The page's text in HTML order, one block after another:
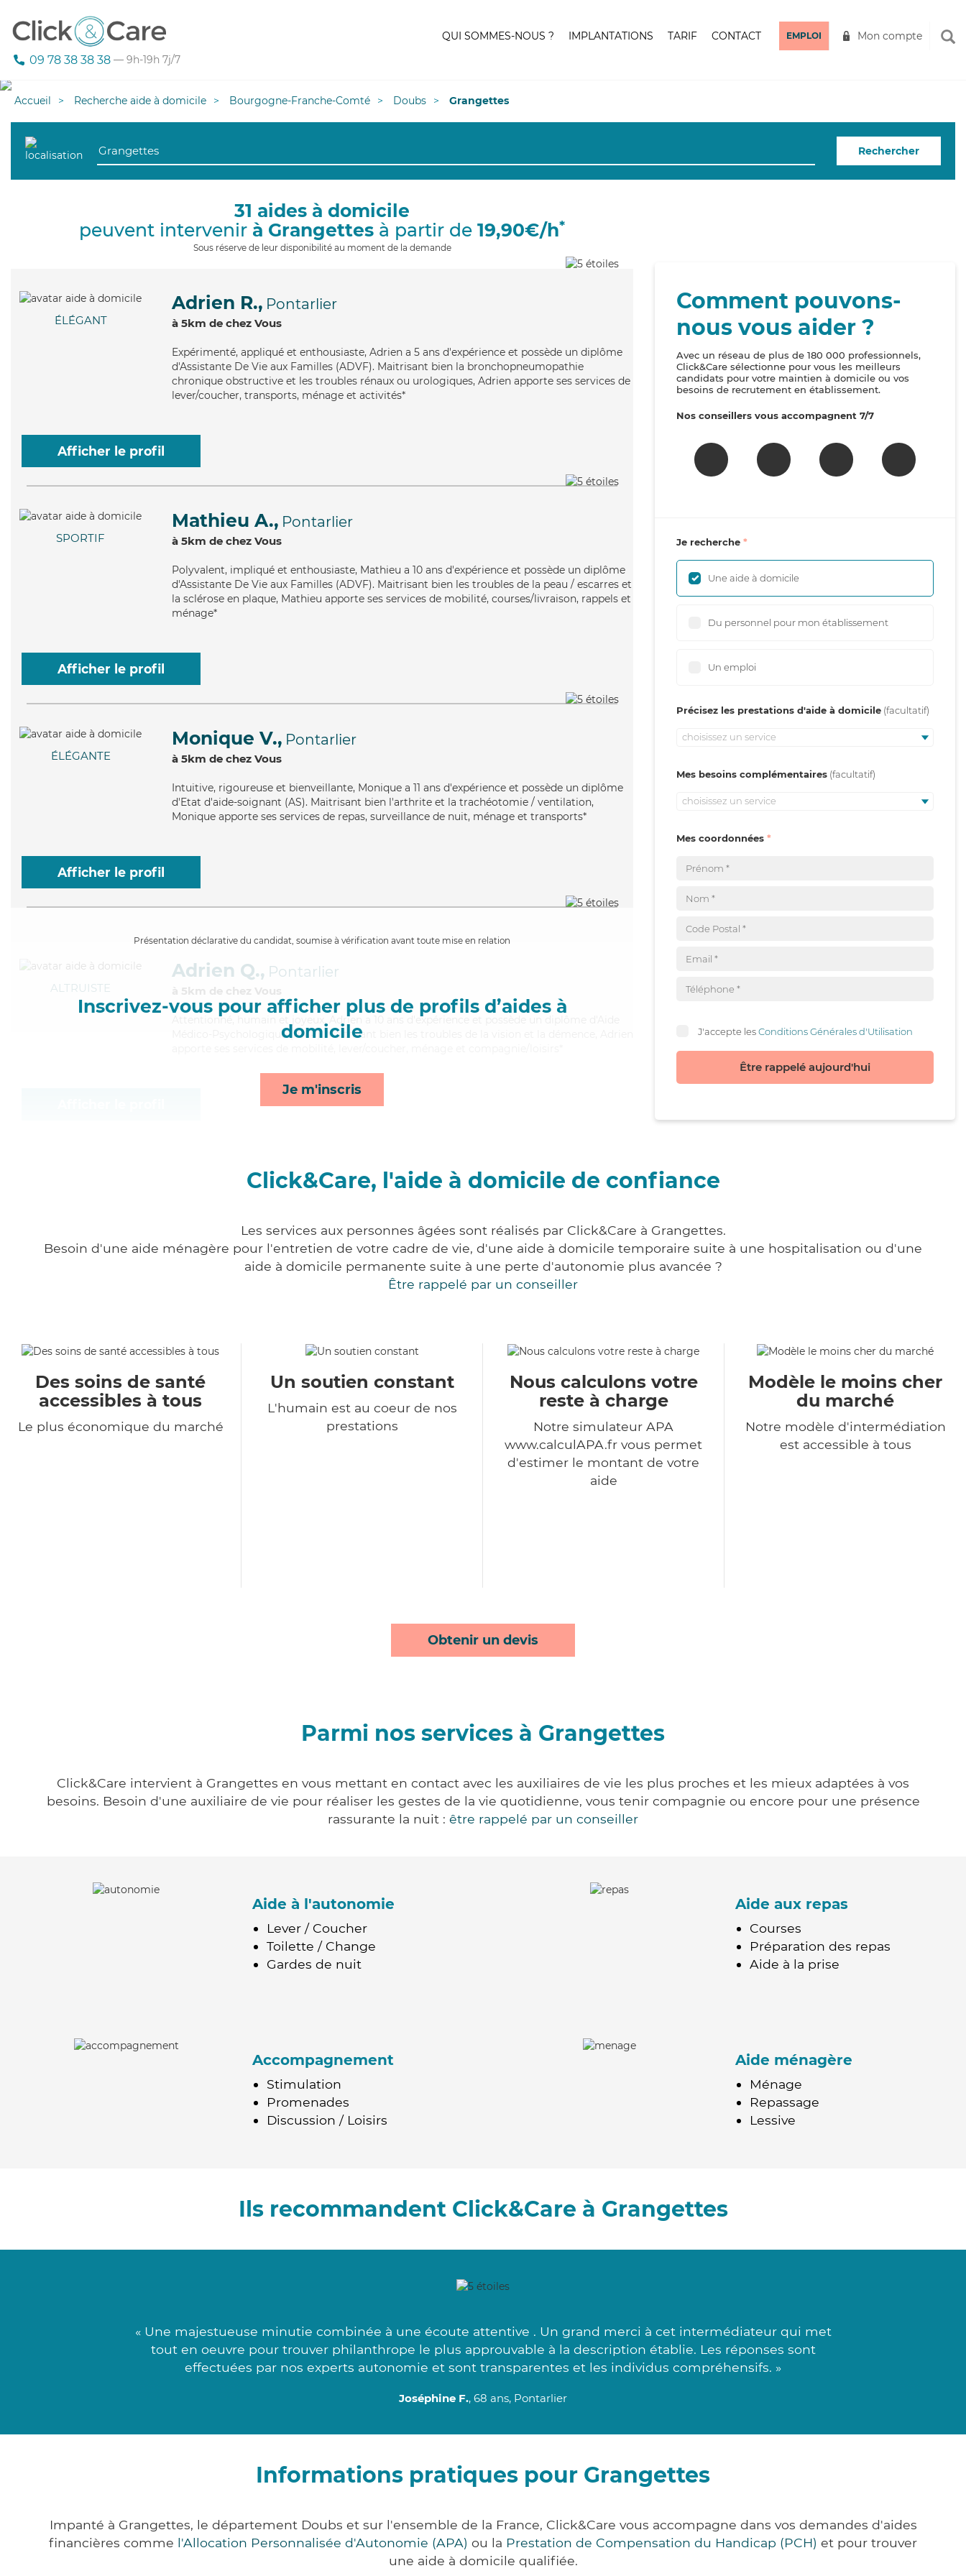
09 78 38 38 38 — 9h-19h 7j/7
QUI SOMMES-NOUS ? IMPLANTATIONS TARIF CONTACT EMPLOI Mon compte
Accueil Recherche aide à domicile Bourgogne-Franche-Comté Doubs Grangettes
Rechercher
31 aides à domicile
peuvent intervenir à Grangettes à partir de 19,90€/h*
Sous réserve de leur disponibilité au moment de la demande
ÉLÉGANT
Adrien R., Pontarlier
à 5km de chez Vous
Expérimenté, appliqué et enthousiaste, Adrien a 5 ans d'expérience et possède un diplôme
d'Assistante De Vie aux Familles (ADVF). Maitrisant bien la bronchopneumopathie
chronique obstructive et les troubles rénaux ou urologiques, Adrien apporte ses services de
lever/coucher, transports, ménage et activités*
Afficher le profil
SPORTIF
Mathieu A., Pontarlier
à 5km de chez Vous
Polyvalent, impliqué et enthousiaste, Mathieu a 10 ans d'expérience et possède un diplôme
d'Assistante De Vie aux Familles (ADVF). Maitrisant bien les troubles de la peau / escarres et
la sclérose en plaque, Mathieu apporte ses services de mobilité, courses/livraison, rappels et
ménage*
Afficher le profil
ÉLÉGANTE
Monique V., Pontarlier
à 5km de chez Vous
Intuitive, rigoureuse et bienveillante, Monique a 11 ans d'expérience et possède un diplôme
d'Etat d'aide-soignant (AS). Maitrisant bien l'arthrite et la trachéotomie / ventilation,
Monique apporte ses services de repas, surveillance de nuit, ménage et transports*
Afficher le profil
Présentation déclarative du candidat, soumise à vérification avant toute mise en relation
Inscrivez-vous pour afficher plus de profils d’aides à
domicile
Je m'inscris
ALTRUISTE
Adrien Q., Pontarlier
à 5km de chez Vous
Attentionné
, humain et joyeux, Adrien a 10 ans d'expérience et possède un diplôme d'Aide
Médico-Psychologique (AMP). Maitrisant bien les troubles de la vision et la démence, Adrien
Comment pouvons-
nous vous aider ?
Avec un réseau de plus de 180 000 professionnels,
Click&Care sélectionne pour vous les meilleurs
candidats pour votre maintien à domicile ou vos
besoins de recrutement en établissement.
Nos conseillers vous accompagnent 7/7
Je recherche
Une aide à domicile
Du personnel pour mon établissement
Un emploi
Précisez les prestations d'aide à domicile
choisissez un service
Mes besoins complémentaires
choisissez un service
Mes coordonnées
J'accepte lesConditions Générales d'Utilisation
Être rappelé aujourd'hui
Click&Care, l'aide à domicile de confiance
Les services aux personnes âgées sont réalisés par Click&Care à Grangettes.
Besoin d'une aide ménagère pour l'entretien de votre cadre de vie, d'une aide à domicile temporaire suite à une hospitalisation ou d'une
aide à domicile permanente suite à une perte d'autonomie plus avancée ?
Être rappelé par un conseiller
Des soins de santé
accessibles à tous
Le plus économique du marché
Un soutien constant
L'humain est au coeur de nos
prestations
Nous calculons votre
reste à charge
Notre simulateur APA
www.calculAPA.fr vous permet
d'estimer le montant de votre
aide
Modèle le moins cher
du marché
Notre modèle d'intermédiation
est accessible à tous
Obtenir un devis
Parmi nos services à Grangettes
Click&Care intervient à Grangettes en vous mettant en contact avec les auxiliaires de vie les plus proches et les mieux adaptées à vos
besoins. Besoin d'une auxiliaire de vie pour réaliser les gestes de la vie quotidienne, vous tenir compagnie ou encore pour une présence
rassurante la nuit : être rappelé par un conseiller
Aide à l'autonomie
Lever / Coucher
Toilette / Change
Gardes de nuit
Aide aux repas
Courses
Préparation des repas
Aide à la prise
Accompagnement
Stimulation
Promenades
Discussion / Loisirs
Aide ménagère
Ménage
Repassage
Lessive
Ils recommandent Click&Care à Grangettes
« Une majestueuse minutie combinée à une écoute attentive . Un grand merci à cet intermédiateur qui met
tout en oeuvre pour trouver philanthrope le plus approuvable à la description établie. Les réponses sont
effectuées par nos experts autonomie et sont transparentes et les individus compréhensifs. »
Joséphine F., 68 ans, Pontarlier
Informations pratiques pour Grangettes
Impanté à Grangettes, le département Doubs et sur l'ensemble de la France, Click&Care vous accompagne dans vos demandes d'aides
financières comme l'Allocation Personnalisée d'Autonomie (APA) ou la Prestation de Compensation du Handicap (PCH) et pour trouver
une aide à domicile qualifiée.